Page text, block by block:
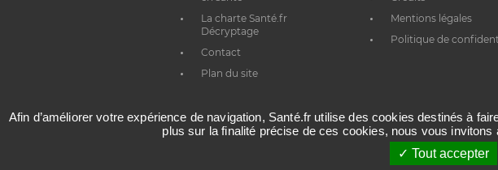
La charte Santé.fr
Décryptage
Contact
Plan du site
Mentions légales
Politique de
Afin d’améliorer votre expérience de navigation, Santé.fr utilise des cookies destinés à
plus sur la finalité précise de ces cookies, nous vous
Tout accepter